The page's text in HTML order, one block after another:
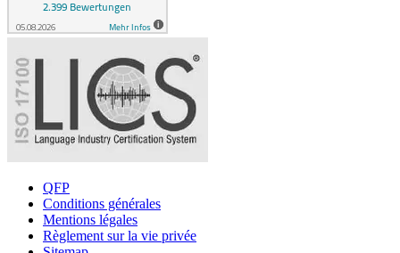
QFP
Conditions générales
Mentions légales
Règlement sur la vie privée